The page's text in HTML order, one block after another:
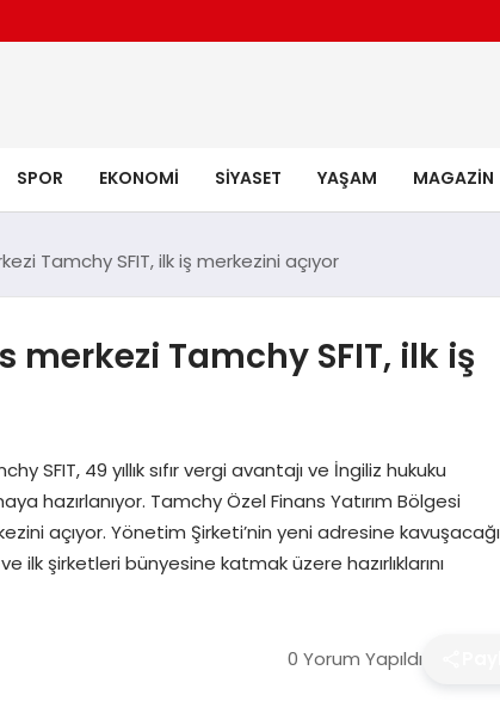
SPOR EKONOMI SIYASET YAŞAM MAGAZIN
Tamchy SFIT, ilk iş merkezini açıyor
merkezi Tamchy SFIT, ilk iş
SFIT, 49 yıllık sıfır vergi avantajı ve İngiliz hukuku
hazırlanıyor. Tamchy Özel Finans Yatırım Bölgesi
açıyor. Yönetim Şirketi’nin yeni adresine kavuşacağı
şirketleri bünyesine katmak üzere hazırlıklarını
0 Yorum Yapıldı